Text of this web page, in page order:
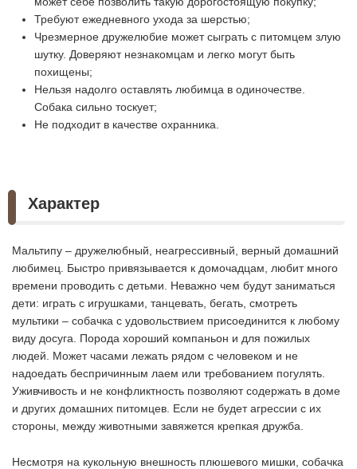
Требуют ежедневного ухода за шерстью;
Чрезмерное дружелюбие может сыграть с питомцем злую
шутку. Доверяют незнакомцам и легко могут быть
похищены;
Нельзя надолго оставлять любимца в одиночестве.
Собака сильно тоскует;
Не подходит в качестве охранника.
Характер
Мальтипу – дружелюбный, неагрессивный, верный домашний
любимец. Быстро привязывается к домочадцам, любит много
времени проводить с детьми. Неважно чем будут заниматься
дети: играть с игрушками, танцевать, бегать, смотреть
мультики – собачка с удовольствием присоединится к любому
виду досуга. Порода хороший компаньон и для пожилых
людей. Может часами лежать рядом с человеком и не
надоедать беспричинным лаем или требованием погулять.
Уживчивость и не конфликтность позволяют содержать в доме
и других домашних питомцев. Если не будет агрессии с их
стороны, между животными завяжется крепкая дружба.
Несмотря на кукольную внешность плюшевого мишки, собачка